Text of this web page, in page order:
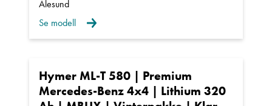
Brukte biler kan leveres med inntil 24 mnd
garanti.
Våre samarbeidspartnere er Santander,
Sparebank 1 Finans og Gjensidige/Nordea.
Ålesund
Se modell
Hymer ML-T 580 | Premium
Mercedes-Benz 4x4 | Lithium 320